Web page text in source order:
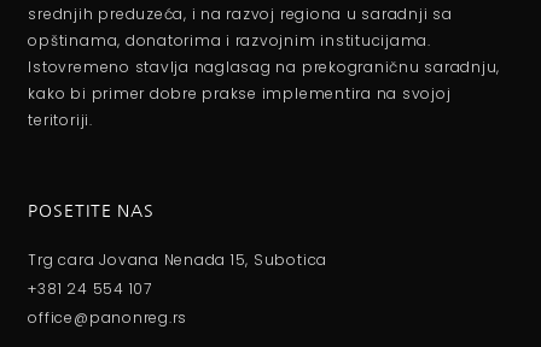
srednjih preduzeća, i na razvoj regiona u saradnji sa
opštinama, donatorima i razvojnim institucijama.
Istovremeno stavlja naglasag na prekograničnu saradnju,
kako bi primer dobre prakse implementira na svojoj
teritoriji.
POSETITE NAS
Trg cara Jovana Nenada 15, Subotica
+381 24 554 107
office@panonreg.rs